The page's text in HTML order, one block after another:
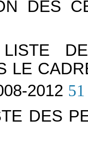
DES
LE
2012 51
DES